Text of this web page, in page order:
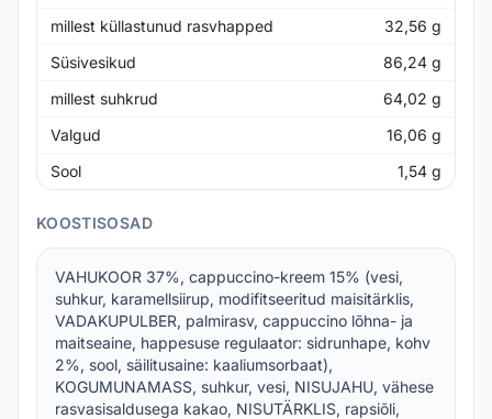
millest küllastunud rasvhapped
32,56 g
Süsivesikud
86,24 g
millest suhkrud
64,02 g
Valgud
16,06 g
Sool
1,54 g
KOOSTISOSAD
VAHUKOOR 37%, cappuccino-kreem 15% (vesi,
suhkur, karamellsiirup, modifitseeritud maisitärklis,
VADAKUPULBER, palmirasv, cappuccino lõhna- ja
maitseaine, happesuse regulaator: sidrunhape, kohv
2%, sool, säilitusaine: kaaliumsorbaat),
KOGUMUNAMASS, suhkur, vesi, NISUJAHU, vähese
rasvasisaldusega kakao, NISUTÄRKLIS, rapsiõli,